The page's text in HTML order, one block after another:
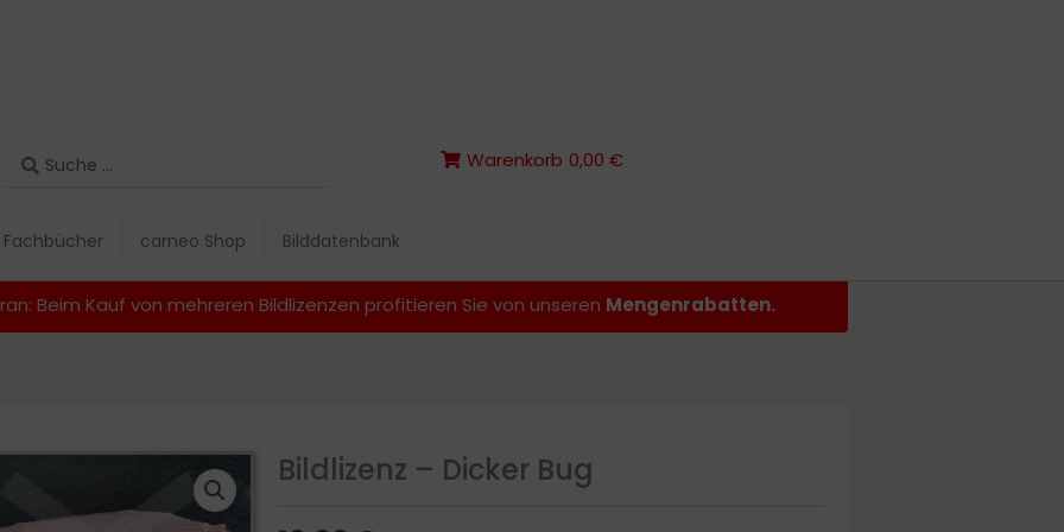
Search
Warenkorb 0,00 €
Fachbücher carneo Shop Bilddatenbank
Search
Warenkorb 0,00 €
Fachbücher carneo Shop Bilddatenbank
Beim Kauf von mehreren Bildlizenzen profitieren Sie von unseren Mengenrabatten.
Bildlizenz – Dicker Bug